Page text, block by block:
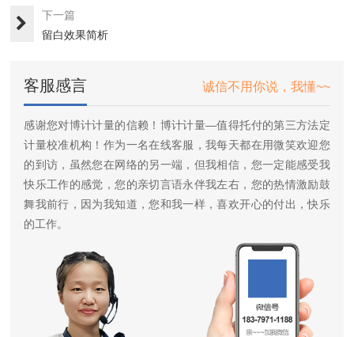
下一篇
留白效果简析
客服感言 诚信不用你说，我懂~~
感谢您对博计计量的信赖！博计计量—值得托付的第三方法定
计量校准机构！作为一名在线客服，我每天都在用微笑欢迎您
的到访，虽然您在网络的另一端，但我相信，您一定能感受我
快乐工作的感觉，您的亲切言语永伴我左右，您的热情激励鼓
舞我前行，因为我知道，您和我一样，喜欢开心的付出，快乐
的工作。